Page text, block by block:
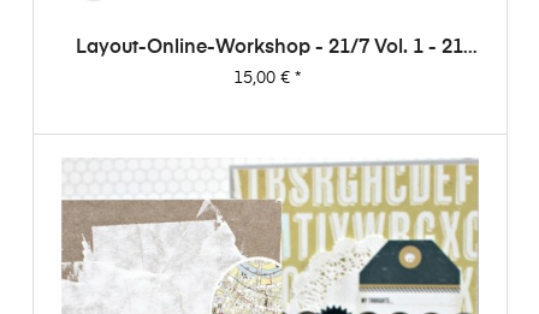
Layout-Online-Workshop - 21/7 Vol. 1 - 21
Layouts Aus 7 Papieren (von Dani)
Preis
15,00 €*